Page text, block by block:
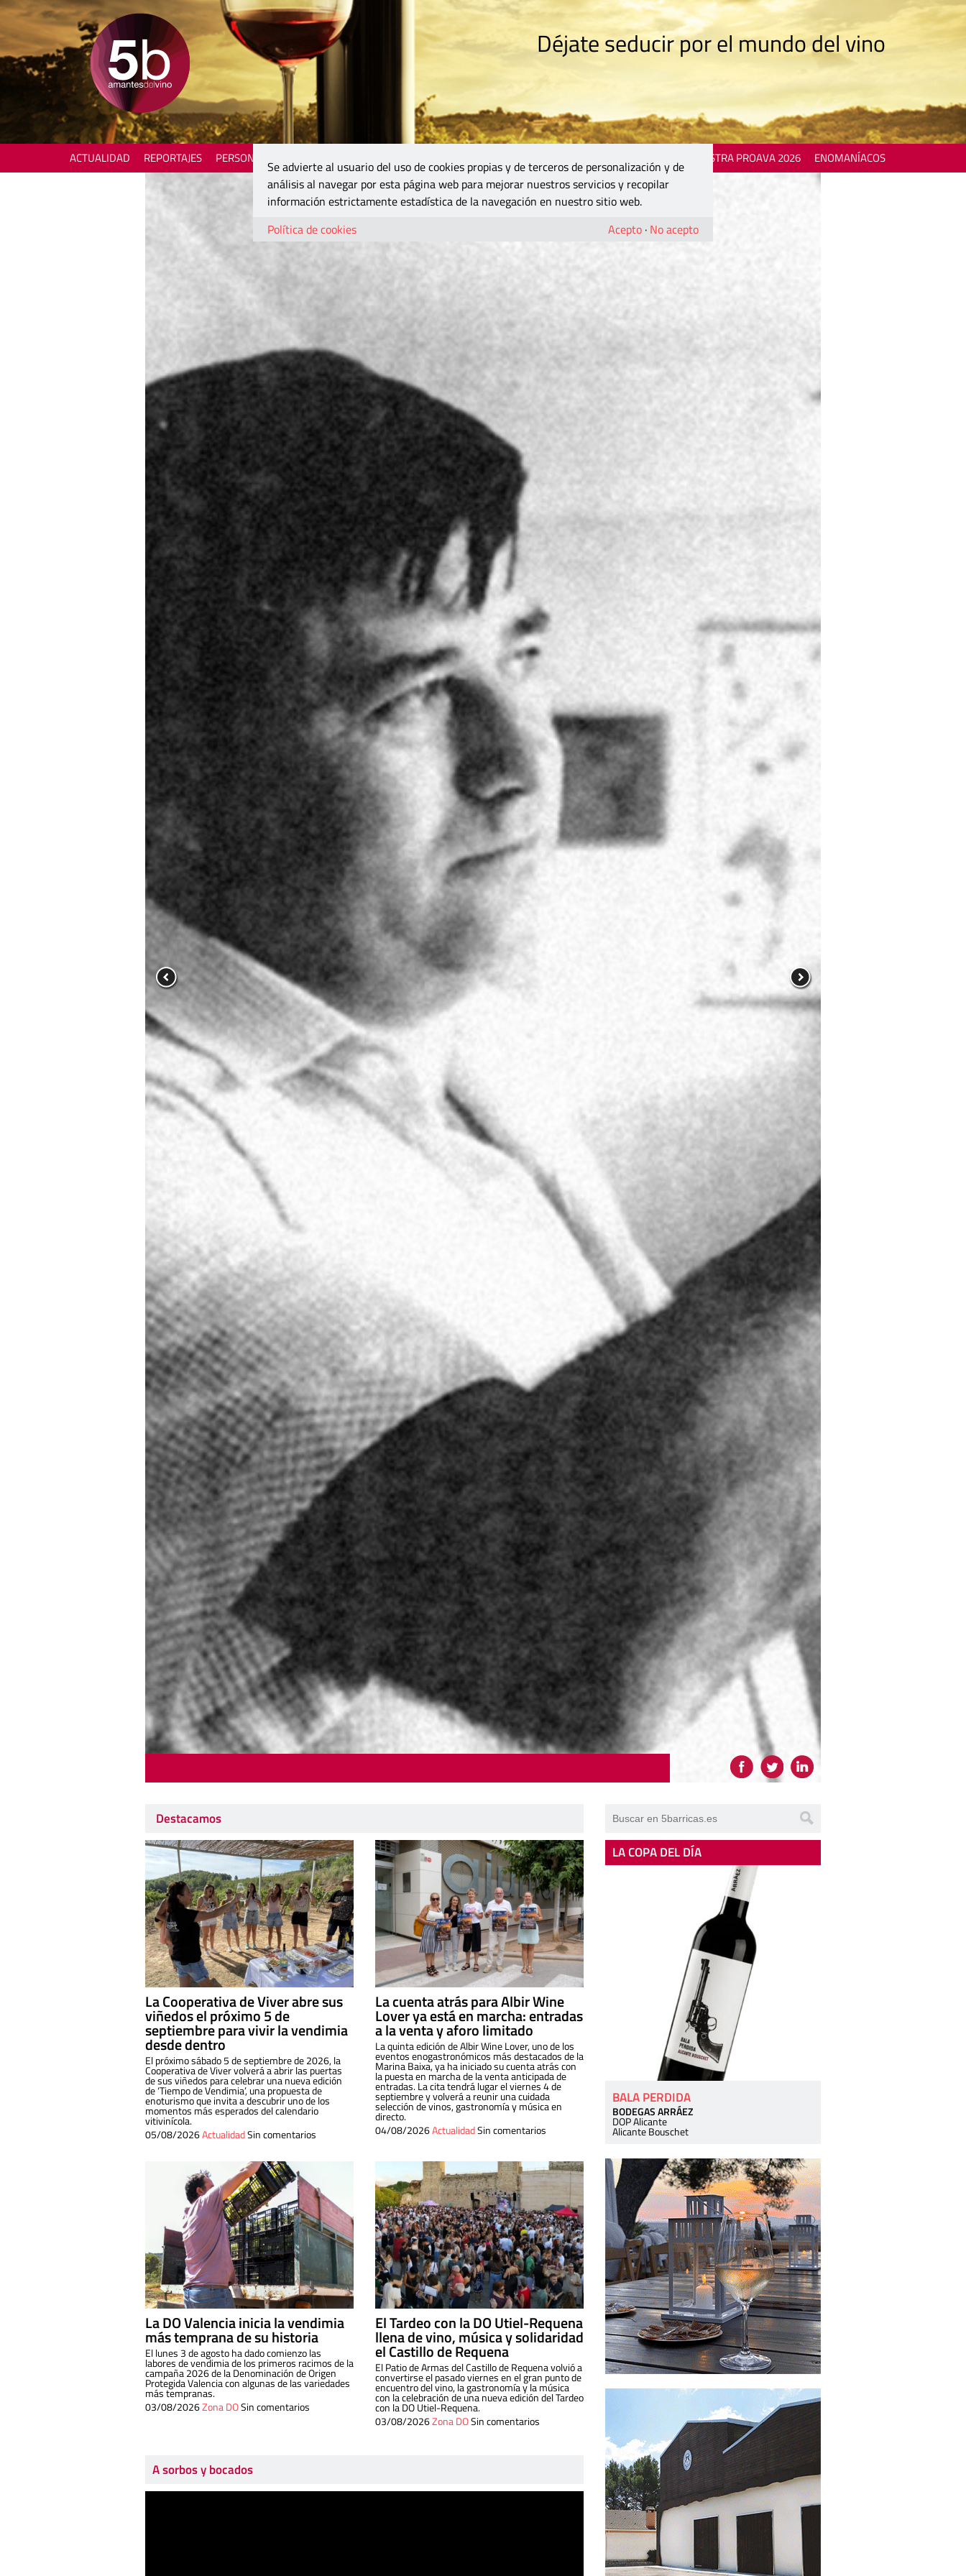
Déjate seducir por el mundo del vino
ACTUALIDAD REPORTAJES PERSONAJES MOSTRA PROAVA 2026 ENOMANÍACOS
Destacamos
La Cooperativa de Viver abre sus
viñedos el próximo 5 de
septiembre para vivir la vendimia
desde dentro
El próximo sábado 5 de septiembre de 2026, la
Cooperativa de Viver volverá a abrir las puertas
de sus viñedos para celebrar una nueva edición
de ‘Tiempo de Vendimia’, una propuesta de
enoturismo que invita a descubrir uno de los
momentos más esperados del calendario
vitivinícola.
05/08/2026ActualidadSin comentarios
La cuenta atrás para Albir Wine
Lover ya está en marcha: entradas
a la venta y aforo limitado
La quinta edición de Albir Wine Lover, uno de los
eventos enogastronómicos más destacados de la
Marina Baixa, ya ha iniciado su cuenta atrás con
la puesta en marcha de la venta anticipada de
entradas. La cita tendrá lugar el viernes 4 de
septiembre y volverá a reunir una cuidada
selección de vinos, gastronomía y música en
directo.
04/08/2026ActualidadSin comentarios
La DO Valencia inicia la vendimia
más temprana de su historia
El lunes 3 de agosto ha dado comienzo las
labores de vendimia de los primeros racimos de la
campaña 2026 de la Denominación de Origen
Protegida Valencia con algunas de las variedades
más tempranas.
03/08/2026Zona DOSin comentarios
El Tardeo con la DO Utiel-Requena
llena de vino, música y solidaridad
el Castillo de Requena
El Patio de Armas del Castillo de Requena volvió a
convertirse el pasado viernes en el gran punto de
encuentro del vino, la gastronomía y la música
con la celebración de una nueva edición del Tardeo
con la DO Utiel-Requena.
03/08/2026Zona DOSin comentarios
A sorbos y bocados
LA COPA DEL DÍA
BALA PERDIDA
BODEGAS ARRÁEZ
DOP Alicante
Alicante Bouschet
Se advierte al usuario del uso de cookies propias y de terceros de personalización y de
análisis al navegar por esta página web para mejorar nuestros servicios y recopilar
información estrictamente estadística de la navegación en nuestro sitio web.
Política de cookies
Acepto · No acepto